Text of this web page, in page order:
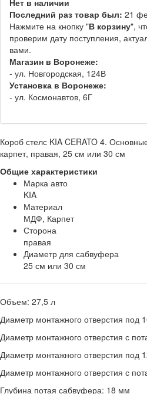
Последний раз товар был: 21
Нажмите на кнопку "В корзину",
проверим дату поступления,
вами.
Магазин в Воронеже:
- ул. Новгородская, 124В
Установка в Воронеже:
- ул. Космонавтов, 6Г
Короб стелс KIA CERATO 4.
карпет, правая, 25 см или 30 см
Общие характеристики
Марка авто
KIA
Материал
МДФ, Карпет
Сторона
правая
Диаметр для сабвуфера
25 см или 30 см
Объем: 27,5 л
Диаметр монтажного отверстия под
Диаметр монтажного отверстия с
Диаметр монтажного отверстия под
Диаметр монтажного отверстия с
Глубина потая сабвуфера: 18 мм